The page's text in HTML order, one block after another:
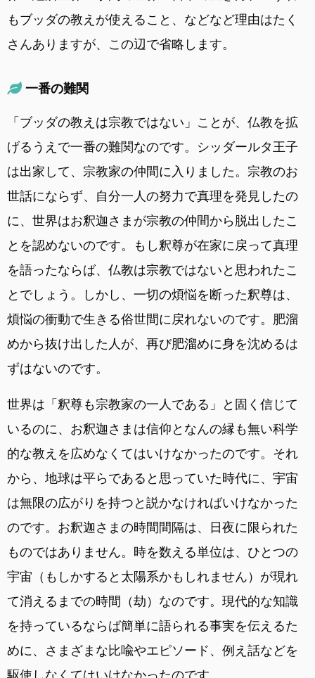
もブッダの教えが使えること、などなど理由はたく
さんありますが、この辺で省略します。
一番の難関
「ブッダの教えは宗教ではない」ことが、仏教を拡
げるうえで一番の難関なのです。シッダールタ王子
は出家して、宗教家の仲間に入りました。宗教のお
世話にならず、自分一人の努力で真理を発見したの
に、世界はお釈迦さまが宗教の仲間から脱出したこ
とを認めないのです。もし釈尊が在家に戻って真理
を語ったならば、仏教は宗教ではないと思われたこ
とでしょう。しかし、一切の煩悩を断った釈尊は、
煩悩の衝動で生きる俗世間に戻れないのです。肥溜
めから抜け出した人が、再び肥溜めに身を沈めるは
ずはないのです。
世界は「釈尊も宗教家の一人である」と固く信じて
いるのに、お釈迦さまは信仰となんの縁も無い科学
的な教えを広めなくてはいけなかったのです。それ
から、地球は平らであると思っていた時代に、宇宙
は無限の広がりを持つと説かなければいけなかった
のです。お釈迦さまの時間間隔は、日夜に限られた
ものではありません。時を数える単位は、ひとつの
宇宙（もしかすると太陽系かもしれません）が現れ
て消えるまでの時間（劫）なのです。現代的な知識
を持っているならば簡単に語られる事実を伝えるた
めに、さまざまな比喩やエピソード、例え話などを
駆使しなくてはいけなかったのです。